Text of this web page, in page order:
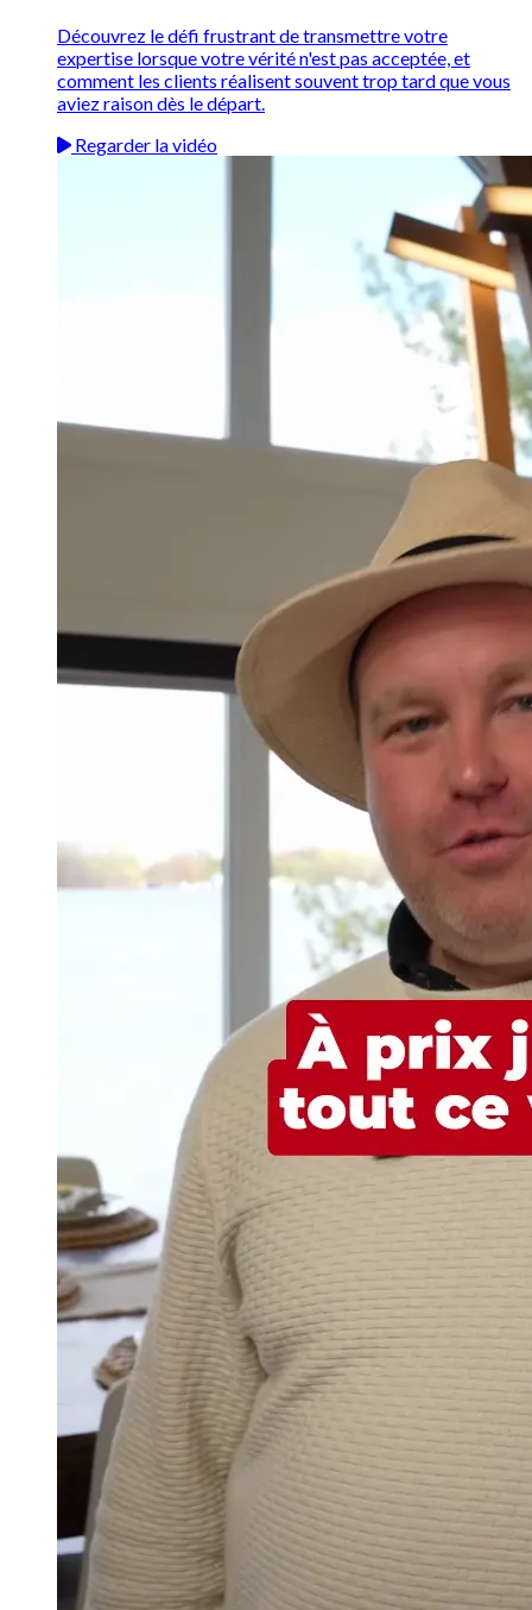
Découvrez le défi frustrant de transmettre votre
expertise lorsque votre vérité n'est pas acceptée, et
comment les clients réalisent souvent trop tard que vous
aviez raison dès le départ.
Regarder la vidéo